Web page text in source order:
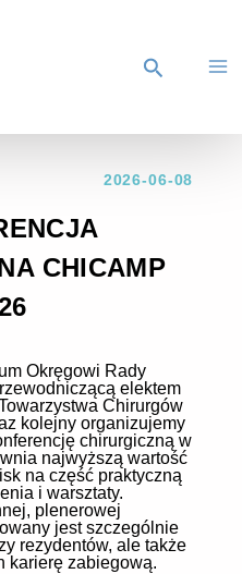
2026-06-08
CHICAMP
Okręgowi Rady
elektem
Chirurgów
kolejny organizujemy
chirurgiczną w
najwyższą wartość
na część praktyczną
i warsztaty.
plenerowej
jest szczególnie
rezydentów, ale także
karierę zabiegową.